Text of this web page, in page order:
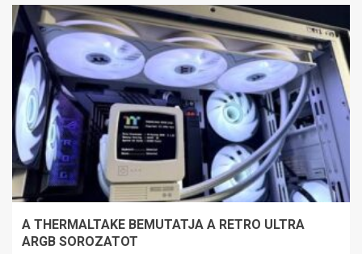
A THERMALTAKE BEMUTATJA A RETRO ULTRA
ARGB SOROZATOT